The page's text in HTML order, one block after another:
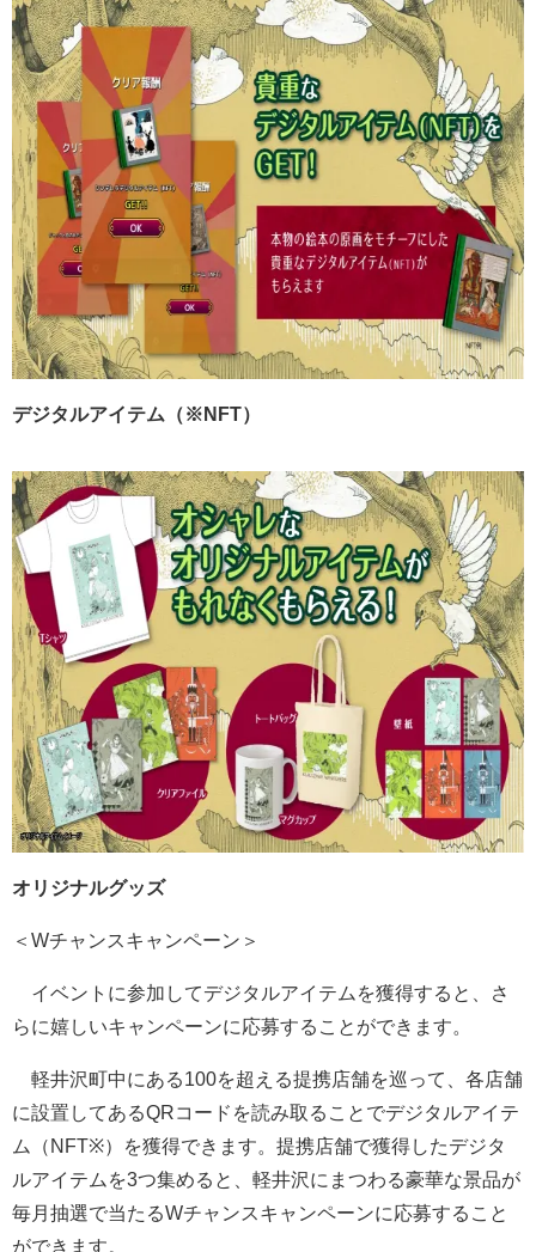
デジタルアイテム（※ NFT）
オリジナルグッズ
＜Wチャンスキャンペーン＞
イベントに参加してデジタルアイテムを獲得すると、さ
らに嬉しいキャンペーンに応募することができます。
軽井沢町中にある100を超える提携店舗を巡って、各店舗
に設置してあるQRコードを読み取ることでデジタルアイテ
ム（NFT※）を獲得できます。提携店舗で獲得したデジタ
ルアイテムを3つ集めると、軽井沢にまつわる豪華な景品が
毎月抽選で当たるWチャンスキャンペーンに応募すること
ができます。